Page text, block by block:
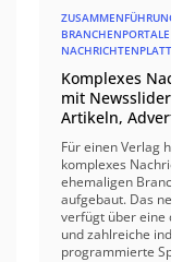
ZUSAMMENFÜHRUNG
BRANCHENPORTALE ZU
ACHRICHTENPLATTFORM
Komplexes
mit Newsslider,
Artikeln,
Für einen Verlag
komplexes
ehemaligen
aufgebaut. Das neue
verfügt über eine
und zahlreiche
programmierte